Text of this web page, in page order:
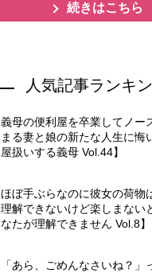
続きはこちら
人気記事ランキ
義母の便利屋を卒業してノー
まる妻と娘の新たな人生に悔
屋扱いする義母 Vol.44】
ほぼ手ぶらなのに彼女の荷物
理解できないけど楽しまない
なたが理解できません Vol.8】
「あら、ごめんなさいね？